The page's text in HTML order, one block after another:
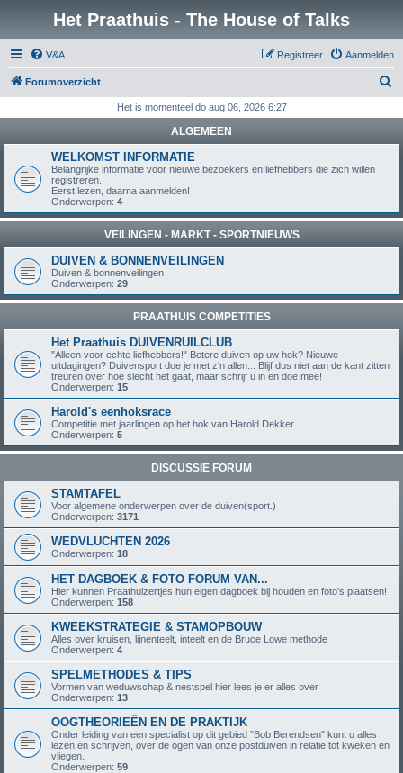
Het Praathuis - The House of Talks
V&A Aanmelden
Registreer
Forumoverzicht
k
Het is momenteel do aug 06, 2026 6:27
ALGEMEEN
WELKOMST INFORMATIE
Belangrijke informatie voor nieuwe bezoekers en liefhebbers die zich willen
registreren.
Eerst lezen, daarna aanmelden!
Onderwerpen: 4
VEILINGEN - MARKT - SPORTNIEUWS
DUIVEN & BONNENVEILINGEN
Duiven & bonnenveilingen
Onderwerpen: 29
PRAATHUIS COMPETITIES
Het Praathuis DUIVENRUILCLUB
"Alleen voor echte liefhebbers!" Betere duiven op uw hok? Nieuwe
uitdagingen? Duivensport doe je met z'n allen... Blijf dus niet aan de kant zitten
treuren over hoe slecht het gaat, maar schrijf u in en doe mee!
Onderwerpen: 15
Harold's eenhoksrace
Competitie met jaarlingen op het hok van Harold Dekker
Onderwerpen: 5
DISCUSSIE FORUM
STAMTAFEL
Voor algemene onderwerpen over de duiven(sport.)
Onderwerpen: 3171
WEDVLUCHTEN 2026
Onderwerpen: 18
HET DAGBOEK & FOTO FORUM VAN...
Hier kunnen Praathuizertjes hun eigen dagboek bij houden en foto's plaatsen!
Onderwerpen: 158
KWEEKSTRATEGIE & STAMOPBOUW
Alles over kruisen, lijnenteelt, inteelt en de Bruce Lowe methode
Onderwerpen: 4
SPELMETHODES & TIPS
Vormen van weduwschap & nestspel hier lees je er alles over
Onderwerpen: 13
OOGTHEORIEËN EN DE PRAKTIJK
Onder leiding van een specialist op dit gebied "Bob Berendsen" kunt u alles
lezen en schrijven, over de ogen van onze postduiven in relatie tot kweken en
vliegen.
Onderwerpen: 59